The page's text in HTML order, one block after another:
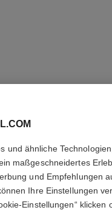
und ähnliche
maßgeschneidertes
und Empfehlungen
Ihre Einstellungen
Einstellungen“ klicken